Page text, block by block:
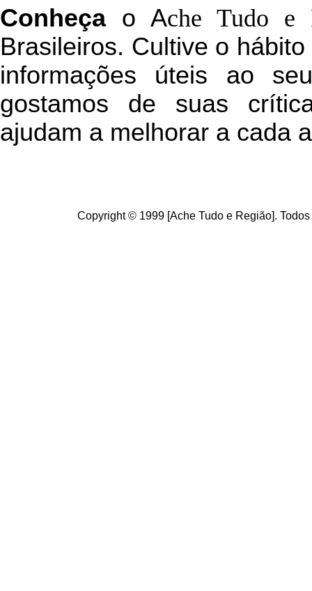
Conheçao Ache Tudo e
Brasileiros. Cultive o
informações úteis ao
gostamos de suas
ajudam a melhorar a cada
Copyright © 1999 [Ache Tudo e Região].